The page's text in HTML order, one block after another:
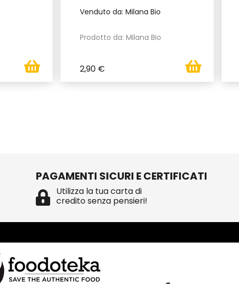
Venduto da: Milana Bio
Prodotto da: Milana Bio
2,90 €
PAGAMENTI SICURI E CERTIFICATI
Utilizza la tua carta di
credito senza pensieri!